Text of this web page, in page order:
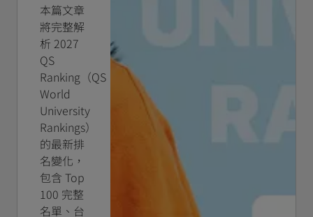
本篇文章
將完整解
析 2027
QS
Ranking（QS
World
University
Rankings）
的最新排
名變化，
包含 Top
100 完整
名單、台